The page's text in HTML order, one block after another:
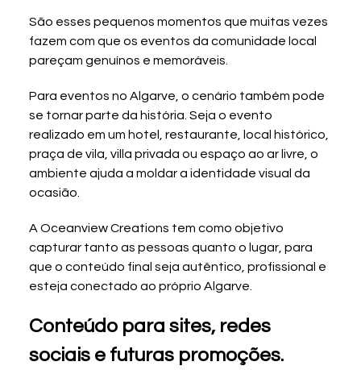
São esses pequenos momentos que muitas vezes
fazem com que os eventos da comunidade local
pareçam genuínos e memoráveis.
Para eventos no Algarve, o cenário também pode
se tornar parte da história. Seja o evento
realizado em um hotel, restaurante, local histórico,
praça de vila, villa privada ou espaço ao ar livre, o
ambiente ajuda a moldar a identidade visual da
ocasião.
A Oceanview Creations tem como objetivo
capturar tanto as pessoas quanto o lugar, para
que o conteúdo final seja autêntico, profissional e
esteja conectado ao próprio Algarve.
Conteúdo para sites, redes
sociais e futuras promoções.